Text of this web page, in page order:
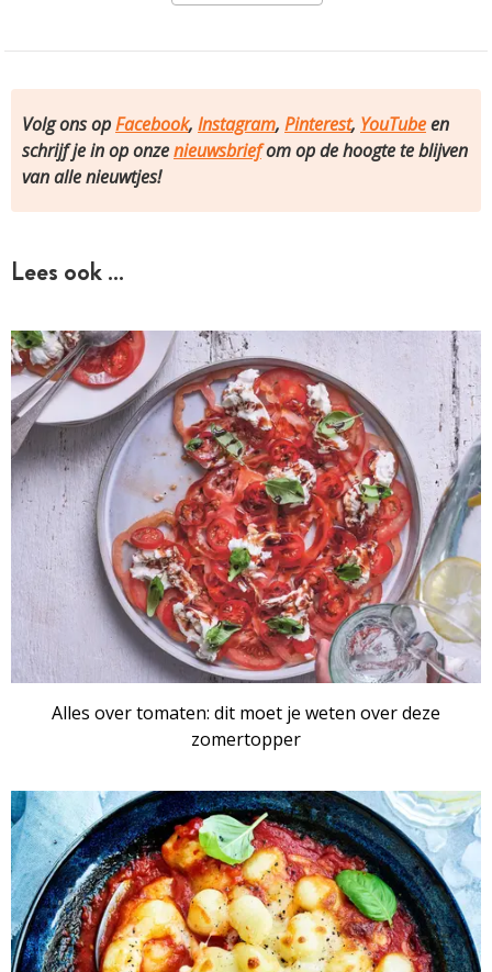
Volg ons opFacebook, Instagram, Pinterest, YouTubeen
schrijf je in op onzenieuwsbriefom op de hoogte te blijven
van alle nieuwtjes!
Lees ook …
Alles over tomaten: dit moet je weten over deze
zomertopper